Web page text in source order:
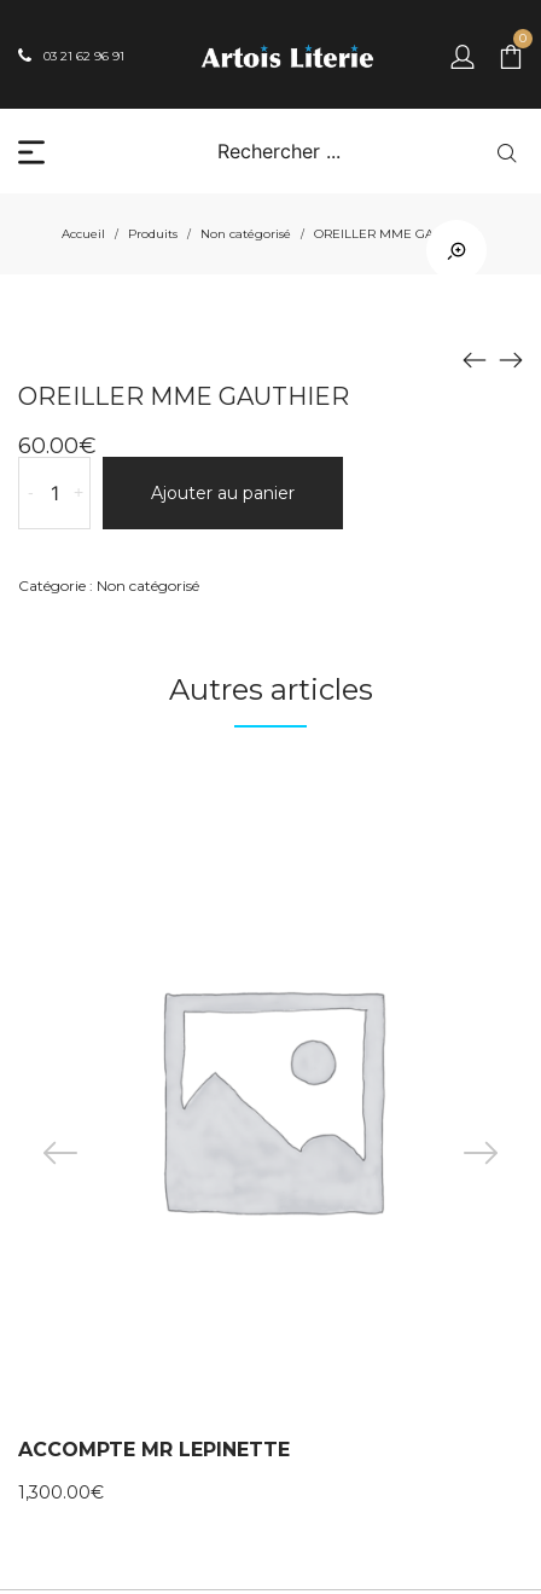
03 21 62 96 91
0
Accueil / Produits / Non catégorisé / OREILLER MME GAUTHIER
OREILLER MME GAUTHIER
60.00€
de
OREILLER
GAUTHIER
+
- Ajouter au panier
Catégorie : Non catégorisé
Autres articles
ACCOMPTE MR LEPINETTE
1,300.00€